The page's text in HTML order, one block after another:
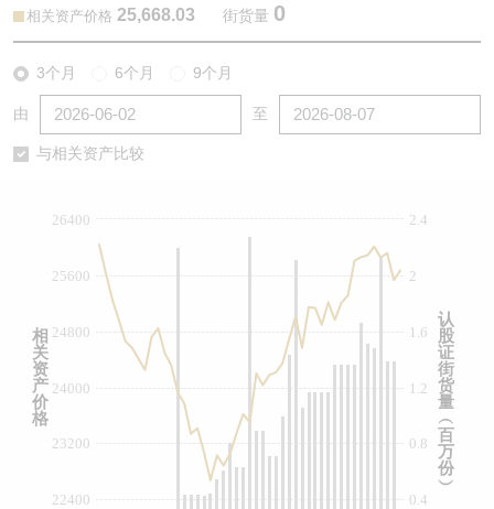
相关资产价格 25,668.03 街货量 0
3个月 6个月 9个月
由 至
与相关资产比较
0.4
0.8
1.2
1.6
2
2.4
22400
23200
24000
24800
25600
26400
认
股
证
街
货
量
︵
百
万
份
︶
相
关
资
产
价
格
认股证/牛熊证日志
认股证文件及公告 (瑞信)
牛熊证到期结算价查找
牛熊证速算机
牛熊证文件及公告
牛熊证文件及公告 (瑞信)
中资ETFs溢价比较
即市板块表现
收市竞价变化